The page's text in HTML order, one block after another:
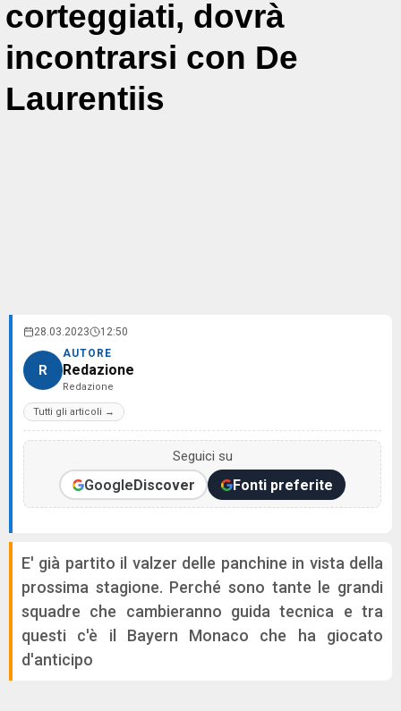
corteggiati, dovrà
incontrarsi con De
Laurentiis
28.03.2023 12:50
R
AUTORE
Redazione
Redazione
Tutti gli articoli →
Seguici su
GoogleDiscover Fonti preferite
E' già partito il valzer delle panchine in vista della
prossima stagione. Perché sono tante le grandi
squadre che cambieranno guida tecnica e tra
questi c'è il Bayern Monaco che ha giocato
d'anticipo